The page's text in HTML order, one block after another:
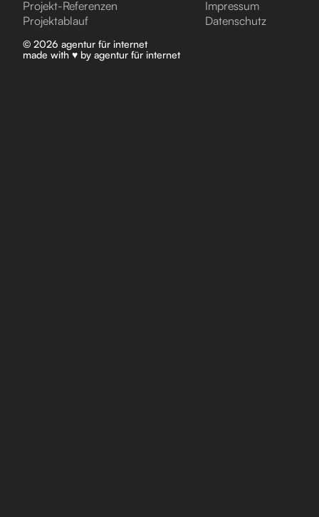
Projekt-Referenzen
Projektablauf
Impressum
Datenschutz
© 2026 agentur für internet
made with ♥ by agentur für internet